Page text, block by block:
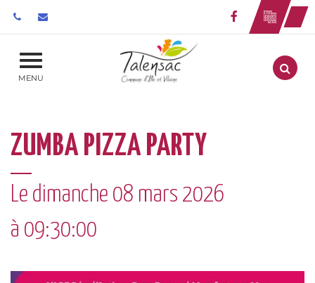
Lien vers le
MENU Aller
ZUMBA PIZZA PARTY
Le dimanche 08 mars 2026
à 09:30:00